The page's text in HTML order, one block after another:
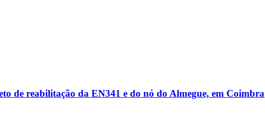
de reabilitação da EN341 e do nó do Almegue, em Coimbra